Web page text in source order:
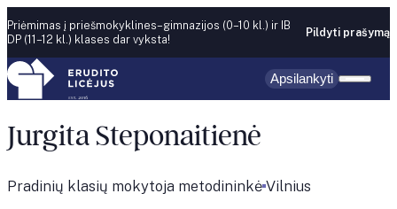
Skip to content
Priėmimas į priešmokyklines–gimnazijos (0–10 kl.) ir IB
DP (11–12 kl.) klases dar vyksta!
Pildyti prašymą
Apsilankyti
Jurgita Steponaitienė
Pradinių klasių mokytoja metodininkė Vilnius